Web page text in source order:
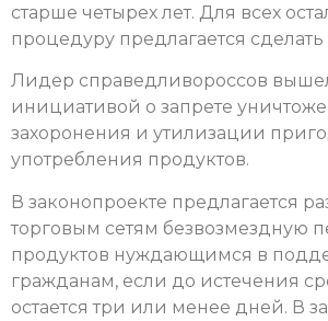
старше четырех лет. Для всех
процедуру предлагается
Лидер справедливороссов
инициативой о запрете
захоронения и утилизации
употребления продуктов.
В законопроекте предлагается
торговым сетям безвозмездную
продуктов нуждающимся в
гражданам, если до истечения
остается три или менее дней. В